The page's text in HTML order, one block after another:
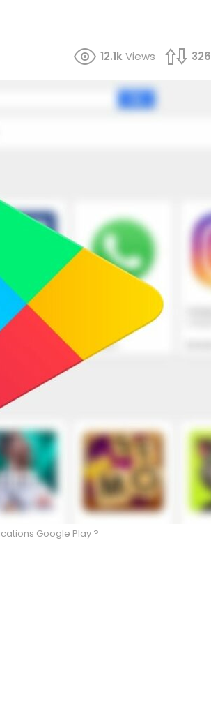
12.1kViews 326
Google Play ?